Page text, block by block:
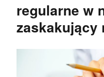
regularne w
zaskakujący